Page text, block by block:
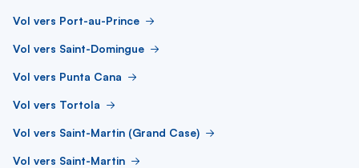
Vol vers Port-au-Prince
Vol vers Saint-Domingue
Vol vers Punta Cana
Vol vers Tortola
Vol vers Saint-Martin (Grand Case)
Vol vers Saint-Martin